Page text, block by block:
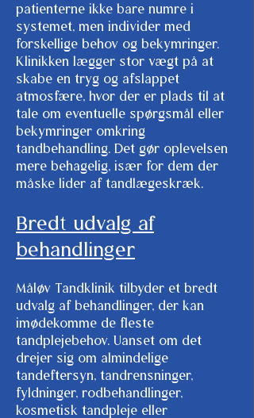
patienterne ikke bare numre i
systemet, men individer med
forskellige behov og bekymringer.
Klinikken lægger stor vægt på at
skabe en tryg og afslappet
atmosfære, hvor der er plads til at
tale om eventuelle spørgsmål eller
bekymringer omkring
tandbehandling. Det gør oplevelsen
mere behagelig, især for dem der
måske lider af tandlægeskræk.
Bredt udvalg af
behandlinger
Måløv Tandklinik tilbyder et bredt
udvalg af behandlinger, der kan
imødekomme de fleste
tandplejebehov. Uanset om det
drejer sig om almindelige
tandeftersyn, tandrensninger,
fyldninger, rodbehandlinger,
kosmetisk tandpleje eller